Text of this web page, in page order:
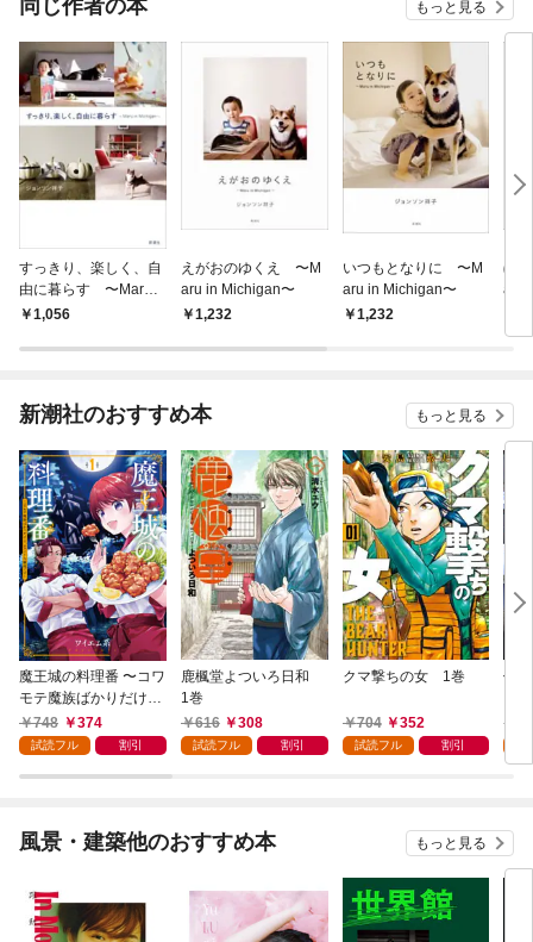
同じ作者の本 もっと見る
すっきり、楽しく、自
由に暮らす 〜Maru i
n Michigan〜
1,056
えがおのゆくえ 〜M
aru in Michigan〜
1,232
いつもとなりに 〜M
aru in Michigan〜
1,232
ぼ
aru
新潮社のおすすめ本 もっと見る
魔王城の料理番 〜コワ
モテ魔族ばかりだけ
ど、ホワイトな職場で
す〜 1巻
748 374
試読フル 割引
鹿楓堂よついろ日和
1巻
616
308
試読フル 割引
クマ撃ちの女 1巻
704 352
試読フル 割引
俺
る
風景・建築他のおすすめ本 もっと見る